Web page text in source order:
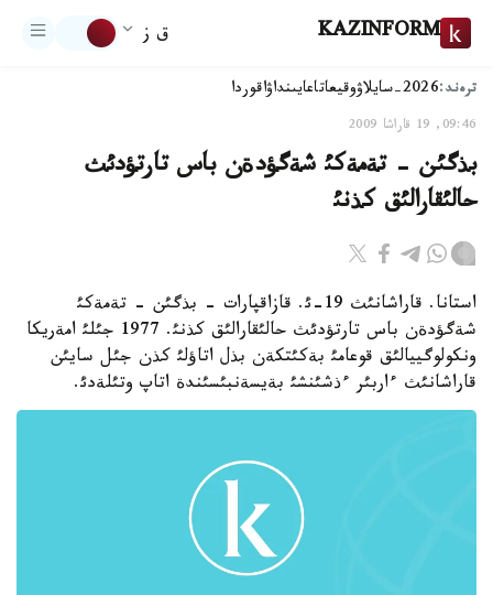
KAZINFORM ق ز
ترەند:2026-سايلاۋ وقيعاتاعايىنداۋاقوردا
09:46, 19 قاراشا 2009
بذگئن - تةمةكئ شةگؤدةن باس تارتؤدئث
حالئقارالئق كذنئ
استانا. قاراشانئث 19-ئ. قازاقپارات - بذگئن - تةمةكئ
شةگؤدةن باس تارتؤدئث حالئقارالئق كذنئ. 1977 جئلئ امةريكا
ونكولوگييالئق قوعامئ بةكئتكةن بذل اتاؤلئ كذن جئل سايئن
قاراشانئث ءاربئر ءذشئنشئ بةيسةنبئسئندة اتاپ وتئلةدئ.